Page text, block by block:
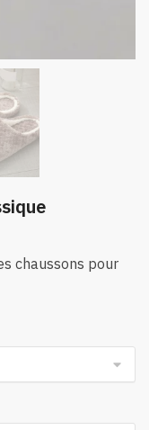
chaussons pour